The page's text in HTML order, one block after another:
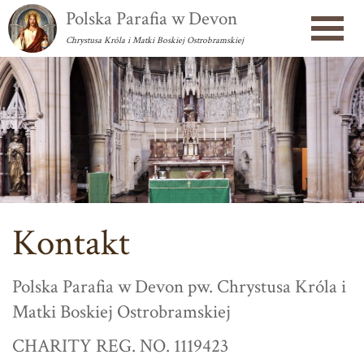
Polska Parafia w Devon
Chrystusa Króla i Matki Boskiej Ostrobramskiej
Kontakt
Polska Parafia w Devon pw. Chrystusa Króla i
Matki Boskiej Ostrobramskiej
CHARITY REG. NO. 1119423